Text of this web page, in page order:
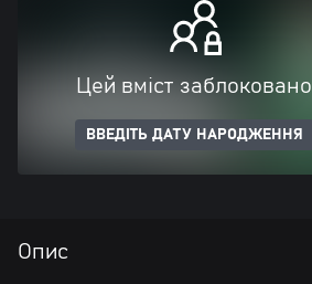
Цей вміст заблоковано
ВВЕДІТЬ ДАТУ НАРОДЖЕННЯ
Опис